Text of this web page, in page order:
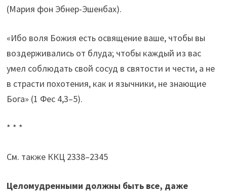
(Мария фон Эбнер-Эшенбах).
«Ибо воля Божия есть освящение ваше, чтобы вы
воздерживались от блуда; чтобы каждый из вас
умел соблюдать свой сосуд в святости и чести, а не
в страсти похотения, как и язычники, не знающие
Бога» (1 Фес 4,3–5).
* * *
См. также ККЦ 2338–2345
Целомудренными должны быть все, даже